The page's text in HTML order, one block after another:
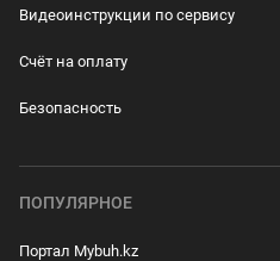
Видеоинструкции по сервису
Счёт на оплату
Безопасность
ПОПУЛЯРНОЕ
Портал Mybuh.kz